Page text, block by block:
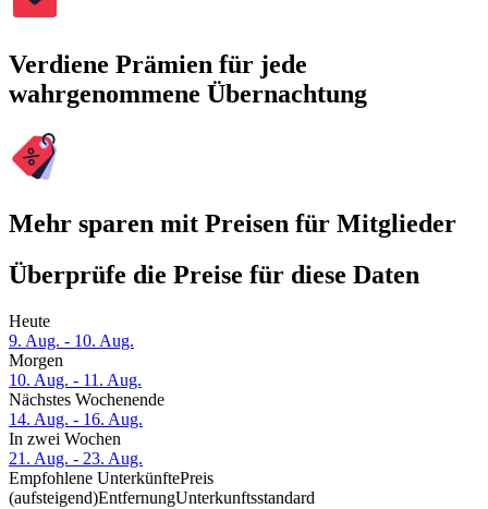
Verdiene Prämien für jede
wahrgenommene Übernachtung
Mehr sparen mit Preisen für Mitglieder
Überprüfe die Preise für diese Daten
Heute
9. Aug. - 10. Aug.
Morgen
10. Aug. - 11. Aug.
Nächstes Wochenende
14. Aug. - 16. Aug.
In zwei Wochen
21. Aug. - 23. Aug.
Empfohlene UnterkünftePreis
(aufsteigend)EntfernungUnterkunftsstandard